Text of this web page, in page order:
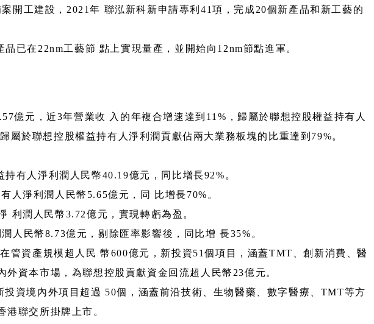
開工建設，2021年 聯泓新科新申請專利41項，完成20個新產品和新工藝的
已在22nm工藝節 點上實現量產，並開始向12nm節點進軍。
億元，近3年營業收 入的年複合增速達到11%，歸屬於聯想控股權益持有人
屬於聯想控股權益持有人淨利潤貢獻佔兩大業務板塊的比重達到79%。
有人淨利潤人民幣40.19億元，同比增長92%。
人淨利潤人民幣5.65億元，同 比增長70%。
利潤人民幣3.72億元，實現轉虧為盈。
人民幣8.73億元，剔除匯率影響後，同比增 長35%。
管資產規模超人民 幣600億元，新投資51個項目，涵蓋TMT、創新消費、醫
資本市場，為聯想控股貢獻資金回流超人民幣23億元。
資境內外項目超過 50個，涵蓋前沿技術、生物醫藥、數字醫療、TMT等方
聯交所掛牌上市。